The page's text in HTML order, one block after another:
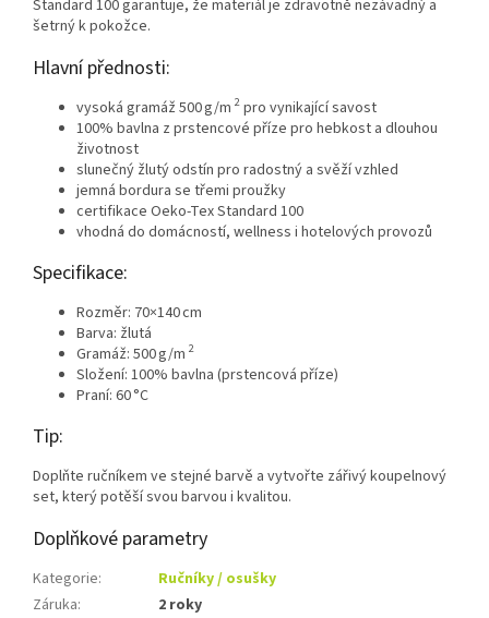
Standard 100 garantuje, že materiál je zdravotně nezávadný a
šetrný k pokožce.
Hlavní přednosti:
vysoká gramáž 500 g/m 2 pro vynikající savost
100% bavlna z prstencové příze pro hebkost a dlouhou
životnost
slunečný žlutý odstín pro radostný a svěží vzhled
jemná bordura se třemi proužky
certifikace Oeko-Tex Standard 100
vhodná do domácností, wellness i hotelových provozů
Specifikace:
Rozměr: 70×140 cm
Barva: žlutá
Gramáž: 500 g/m 2
Složení: 100% bavlna (prstencová příze)
Praní: 60 °C
Tip:
Doplňte ručníkem ve stejné barvě a vytvořte zářivý koupelnový
set, který potěší svou barvou i kvalitou.
Doplňkové parametry
Kategorie:
Ručníky / osušky
Záruka:
2 roky